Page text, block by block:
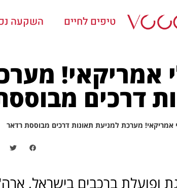
טיפים לחיים השקעה
אמריקאי!
דרכים
אמריקאי! מערכת למניעת תאונות דרכים מבוססת רדאר
ברכבים בישראל,